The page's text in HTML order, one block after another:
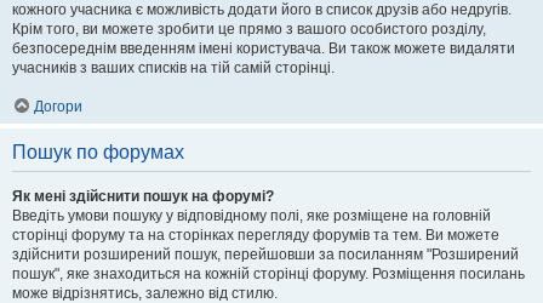
кожного учасника є можливість додати його в список друзів або недругів.
Крім того, ви можете зробити це прямо з вашого особистого розділу,
безпосереднім введенням імені користувача. Ви також можете видаляти
учасників з ваших списків на тій самій сторінці.
Догори
Пошук по форумах
Як мені здійснити пошук на форумі?
Введіть умови пошуку у відповідному полі, яке розміщене на головній
сторінці форуму та на сторінках перегляду форумів та тем. Ви можете
здійснити розширений пошук, перейшовши за посиланням "Розширений
пошук", яке знаходиться на кожній сторінці форуму. Розміщення посилань
може відрізнятись, залежно від стилю.